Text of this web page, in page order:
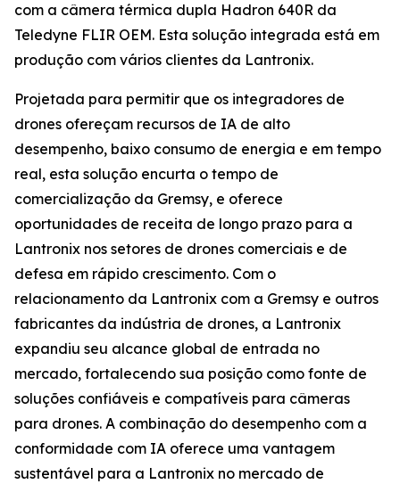
com a câmera térmica dupla Hadron 640R da
Teledyne FLIR OEM. Esta solução integrada está em
produção com vários clientes da Lantronix.
Projetada para permitir que os integradores de
drones ofereçam recursos de IA de alto
desempenho, baixo consumo de energia e em tempo
real, esta solução encurta o tempo de
comercialização da Gremsy, e oferece
oportunidades de receita de longo prazo para a
Lantronix nos setores de drones comerciais e de
defesa em rápido crescimento. Com o
relacionamento da Lantronix com a Gremsy e outros
fabricantes da indústria de drones, a Lantronix
expandiu seu alcance global de entrada no
mercado, fortalecendo sua posição como fonte de
soluções confiáveis e compatíveis para câmeras
para drones. A combinação do desempenho com a
conformidade com IA oferece uma vantagem
sustentável para a Lantronix no mercado de